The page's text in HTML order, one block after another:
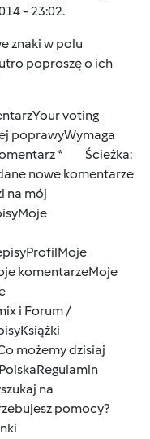
- 23:02.
znaki w polu
poproszę o ich
voting
poprawyWymaga
*
Ścieżka:
nowe komentarze
na mój
Moje
ProfilMoje
komentarzeMoje
i Forum /
Książki
możemy dzisiaj
Regulamin
na
pomocy?